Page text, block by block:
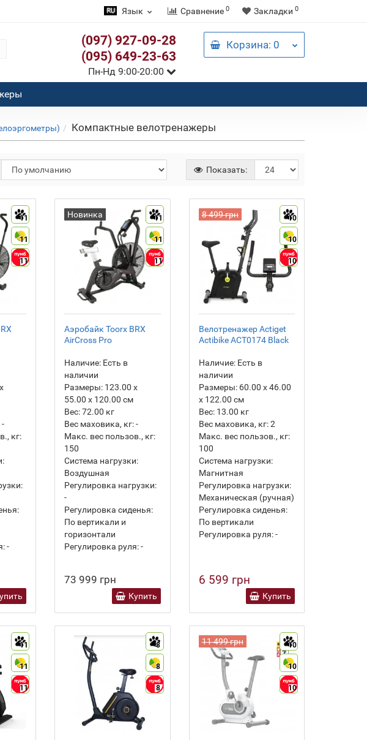
Язык Сравнение 0 Закладки 0
(097) 927-09-28
(095) 649-23-63
Пн-Нд 9:00-20:00
Корзина: 0
Компактные велотренажеры
Показать:
11
11
11
-
кг:
-
11
11
11
Новинка
Аэробайк Toorx BRX
AirCross Pro
Наличие: Есть в
наличии
Размеры: 123.00 х
55.00 х 120.00 см
Вес: 72.00 кг
Вес маховика, кг:-
Макс. вес пользов., кг:
150
Система нагрузки:
Воздушная
Регулировка нагрузки:
-
Регулировка сиденья:
По вертикали и
горизонтали
Регулировка руля:-
73 999 грн
Купить
10
10
10
8 499 грн
Велотренажер Actiget
Actibike ACT0174 Black
Наличие:Есть в
наличии
Размеры:60.00 х 46.00
х 122.00 см
Вес: 13.00 кг
Вес маховика, кг:2
Макс. вес пользов., кг:
100
Система нагрузки:
Магнитная
Регулировка нагрузки:
Механическая (ручная)
Регулировка сиденья:
По вертикали
Регулировка руля:-
6 599 грн
Купить
11
11
11
8
8
8
10
10
10
11 499 грн